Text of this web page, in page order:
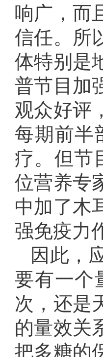
响广，而
信任。所
体特别是
普节目加
观众好评
每期前半
疗。但节
位营养专
中加了木
强免疫力
因此，
要有一个
次，还是
的量效关
把多糖的